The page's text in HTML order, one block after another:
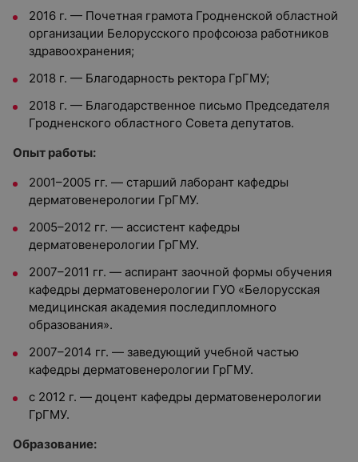
2016 г. — Почетная грамота Гродненской областной
организации Белорусского профсоюза работников
здравоохранения;
2018 г. — Благодарность ректора ГрГМУ;
2018 г. — Благодарственное письмо Председателя
Гродненского областного Совета депутатов.
Опыт работы:
2001–2005 гг. — старший лаборант кафедры
дерматовенерологии ГрГМУ.
2005–2012 гг. — ассистент кафедры
дерматовенерологии ГрГМУ.
2007–2011 гг. — аспирант заочной формы обучения
кафедры дерматовенерологии ГУО «Белорусская
медицинская академия последипломного
образования».
2007–2014 гг. — заведующий учебной частью
кафедры дерматовенерологии ГрГМУ.
с 2012 г. — доцент кафедры дерматовенерологии
ГрГМУ.
Образование: